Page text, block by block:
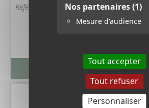
Nos partenaires(1)
Mesure d'audience
Tout accepter
Tout refuser
Personnaliser
Référence : 406V
VOIR LA FICHE